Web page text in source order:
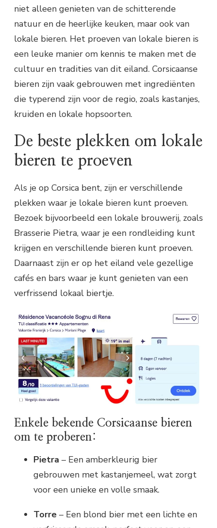
niet alleen genieten van de schitterende
natuur en de heerlijke keuken, maar ook van
lokale bieren. Het proeven van lokale bieren is
een leuke manier om kennis te maken met de
cultuur en tradities van dit eiland. Corsicaanse
bieren zijn vaak gebrouwen met ingrediënten
die typerend zijn voor de regio, zoals kastanjes,
kruiden en lokale hopsoorten.
De beste plekken om lokale
bieren te proeven
Als je op Corsica bent, zijn er verschillende
plekken waar je lokale bieren kunt proeven.
Bezoek bijvoorbeeld een lokale brouwerij, zoals
Brasserie Pietra, waar je een rondleiding kunt
krijgen en verschillende bieren kunt proeven.
Daarnaast zijn er op het eiland vele gezellige
cafés en bars waar je kunt genieten van een
verfrissend lokaal biertje.
Enkele bekende Corsicaanse bieren
om te proberen:
Pietra – Een amberkleurig bier
gebrouwen met kastanjemeel, wat zorgt
voor een unieke en volle smaak.
Torre – Een blond bier met een lichte en